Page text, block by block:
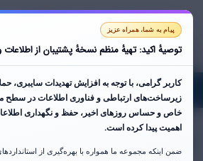
پیام به شما، همراه عزیز
توصیهٔ اکید: تهیهٔ منظم نسخهٔ پشتیبان از اطلاعات
کاربر گرامی، با توجه به افزایش تهدیدات سایبری،
زیرساخت‌های ارتباطی و فناوری اطلاعات در سطح
خاص و حساس روزهای اخیر،حفظ و نگهداری
اهمیت پیدا کرده است.
ضمن اینکه مجموعه ما همواره با بهره‌گیری از
سرور مجازی ایران